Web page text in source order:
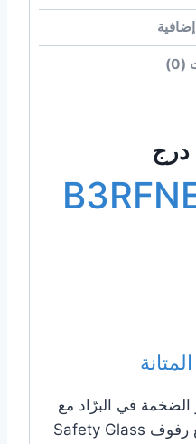
الضخمة في البرّاد مع
تقنيّة Safety Glass. تصنع رفوف Safety Glass